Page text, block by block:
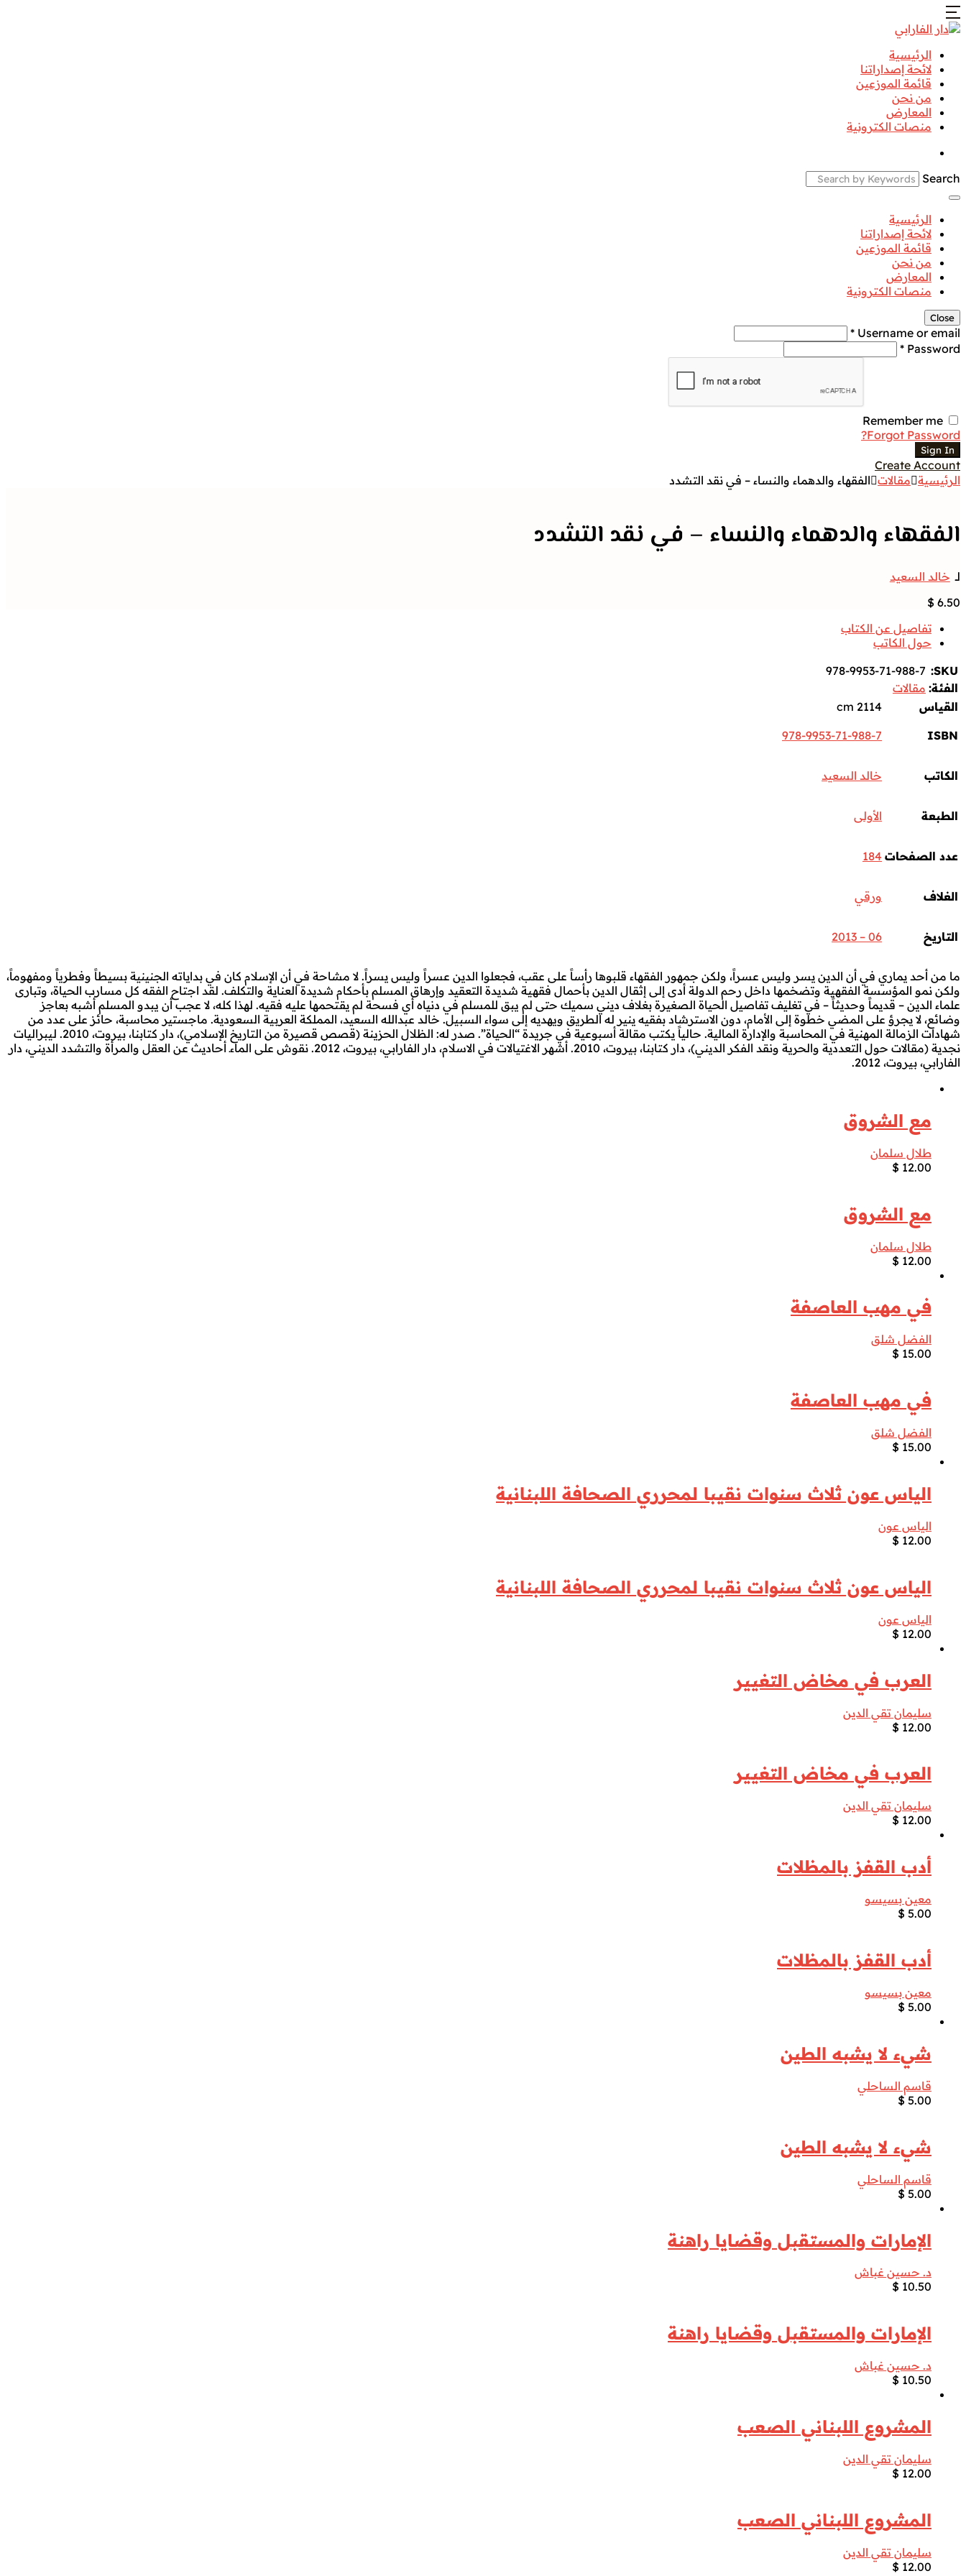
الرئيسية
لائحة إصداراتنا
قائمة الموزعين
من نحن
المعارض
منصات الكترونية
Search
الرئيسية
لائحة إصداراتنا
قائمة الموزعين
من نحن
المعارض
منصات الكترونية
Close
Username or email *
Password *
Remember me
Forgot Password?
Sign In
Create Account
الرئيسية مقالات الفقهاء والدهماء والنساء – في نقد التشدد
الفقهاء والدهماء والنساء – في نقد التشدد
لــ خالد السعيد
$ 6.50
تفاصيل عن الكتاب
حول الكاتب
SKU:
978-9953-71-988-7
الفئة: مقالات
القياس
2114 cm
ISBN
978-9953-71-988-7
الكاتب خالد السعيد
الطبعة الأولى
عدد الصفحات 184
الغلاف ورقي
التاريخ 06 – 2013
ما من أحد يماري في أن الدين يسر وليس عسراً، ولكن جمهور الفقهاء قلبوها رأساً على عقب، فجعلوا الدين عسراً وليس يسراً. لا مشاحة في أن الإسلام كان في بداياته الجنينية بسيطاً وفطرياً ومفهوماً،
ولكن نمو المؤسسة الفقهية وتضخمها داخل رحم الدولة أدى إلى إثقال الدين بأحمال فقهية شديدة التعقيد وإرهاق المسلم بأحكام شديدة العناية والتكلف. لقد اجتاح الفقه كل مسارب الحياة، وتبارى
علماء الدين – قديماً وحديثاً – في تغليف تفاصيل الحياة الصغيرة بغلاف ديني سميك حتى لم يبق للمسلم في دنياه أي فسحة لم يقتحمها عليه فقيه. لهذا كله، لا عجب أن يبدو المسلم أشبه بعاجز
وضائع، لا يجرؤ على المضي خطوة إلى الأمام، دون الاسترشاد بفقيه ينير له الطريق ويهديه إلى سواء السبيل. خالد عبدالله السعيد، المملكة العربية السعودية. ماجستير محاسبة، حائز على عدد من
شهادات الزمالة المهنية في المحاسبة والإدارة المالية. حالياً يكتب مقالة أسبوعية في جريدة “الحياة”. صدر له: الظلال الحزينة (قصص قصيرة من التاريخ الإسلامي)، دار كتابنا، بيروت، 2010. ليبراليات
نجدية (مقالات حول التعددية والحرية ونقد الفكر الديني)، دار كتابنا، بيروت، 2010. أشهر الاغتيالات في الاسلام، دار الفارابي، بيروت، 2012. نقوش على الماءـ أحاديث عن العقل والمرأة والتشدد الديني، دار
الفارابي، بيروت، 2012.
مع الشروق
طلال سلمان
$ 12.00
مع الشروق
طلال سلمان
$ 12.00
في مهب العاصفة
الفضل شلق
$ 15.00
في مهب العاصفة
الفضل شلق
$ 15.00
الياس عون ثلاث سنوات نقيبا لمحرري الصحافة اللبنانية
الياس عون
$ 12.00
الياس عون ثلاث سنوات نقيبا لمحرري الصحافة اللبنانية
الياس عون
$ 12.00
العرب في مخاض التغيير
سليمان تقي الدين
$ 12.00
العرب في مخاض التغيير
سليمان تقي الدين
$ 12.00
أدب القفز بالمظلات
معين بسيسو
$ 5.00
أدب القفز بالمظلات
معين بسيسو
$ 5.00
شيء لا يشبه الطين
قاسم الساحلي
$5.00
شيء لا يشبه الطين
قاسم الساحلي
$5.00
الإمارات والمستقبل وقضايا راهنة
د. حسين غباش
$ 10.50
الإمارات والمستقبل وقضايا راهنة
د. حسين غباش
$ 10.50
المشروع اللبناني الصعب
سليمان تقي الدين
$ 12.00
المشروع اللبناني الصعب
سليمان تقي الدين
$ 12.00